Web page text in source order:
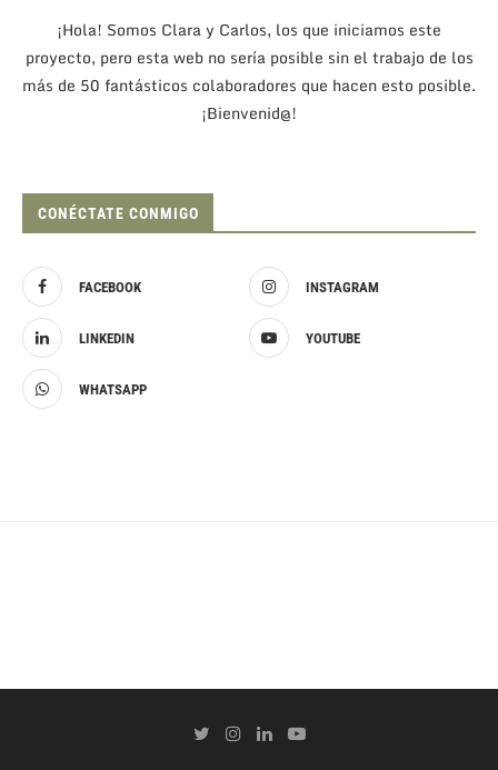
¡Hola! Somos Clara y Carlos, los que iniciamos este
proyecto, pero esta web no sería posible sin el trabajo de los
más de 50 fantásticos colaboradores que hacen esto posible.
¡Bienvenid@!
CONÉCTATE CONMIGO
FACEBOOK INSTAGRAM
LINKEDIN YOUTUBE
WHATSAPP